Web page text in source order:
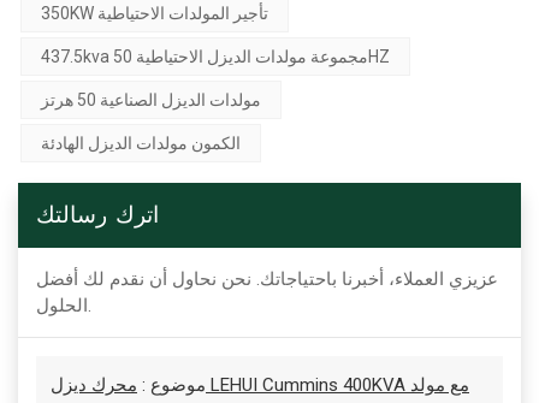
350KW تأجير المولدات الاحتياطية
437.5kva مجموعة مولدات الديزل الاحتياطية 50HZ
مولدات الديزل الصناعية 50 هرتز
الكمون مولدات الديزل الهادئة
اترك رسالتك
عزيزي العملاء، أخبرنا باحتياجاتك. نحن نحاول أن نقدم لك أفضل
الحلول.
موضوع : محرك ديزل LEHUI Cummins 400KVA مع مولد